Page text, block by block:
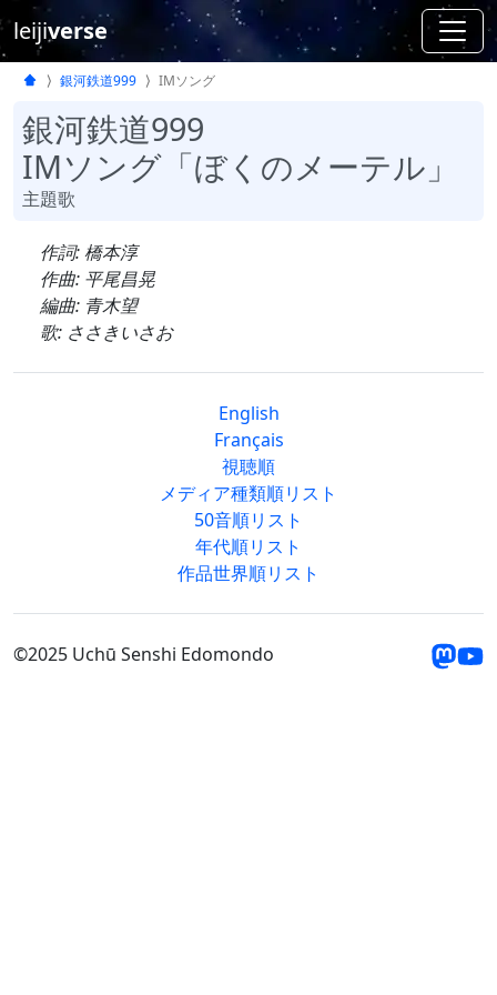
leijiverse
銀河鉄道999 IMソング
銀河鉄道999
IMソング「ぼくのメーテル」
主題歌
作詞: 橋本淳
作曲: 平尾昌晃
編曲: 青木望
歌: ささきいさお
English
Français
視聴順
メディア種類順リスト
50音順リスト
年代順リスト
作品世界順リスト
©2025 Uchū Senshi Edomondo